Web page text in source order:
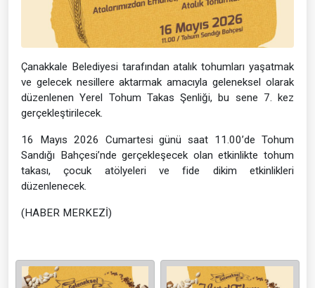
Çanakkale Belediyesi tarafından atalık tohumları yaşatmak
ve gelecek nesillere aktarmak amacıyla geleneksel olarak
düzenlenen Yerel Tohum Takas Şenliği, bu sene 7. kez
gerçekleştirilecek.
16 Mayıs 2026 Cumartesi günü saat 11.00’de Tohum
Sandığı Bahçesi’nde gerçekleşecek olan etkinlikte tohum
takası, çocuk atölyeleri ve fide dikim etkinlikleri
düzenlenecek.
(HABER MERKEZİ)